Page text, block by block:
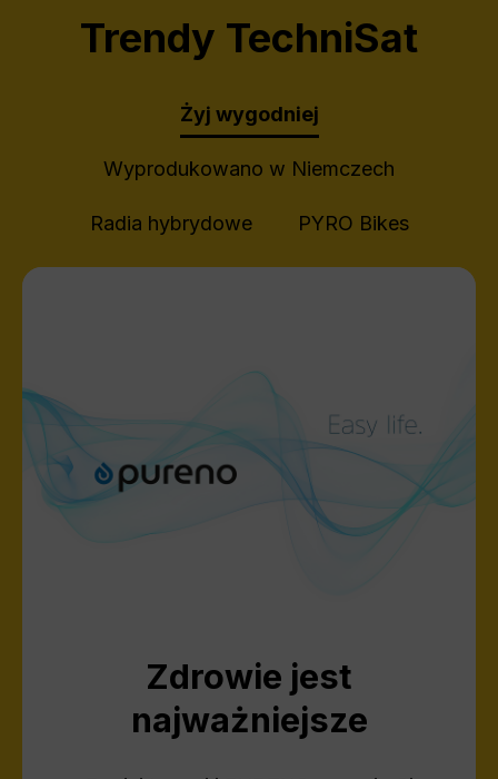
Trendy TechniSat
Żyj wygodniej
Wyprodukowano w Niemczech
Radia hybrydowe PYRO Bikes
Zdrowie jest
najważniejsze